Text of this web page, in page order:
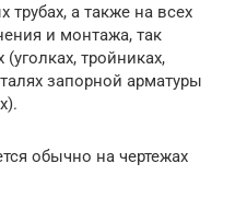
трубах, а также на всех
и монтажа, так
тройниках,
запорной арматуры
обычно на чертежах